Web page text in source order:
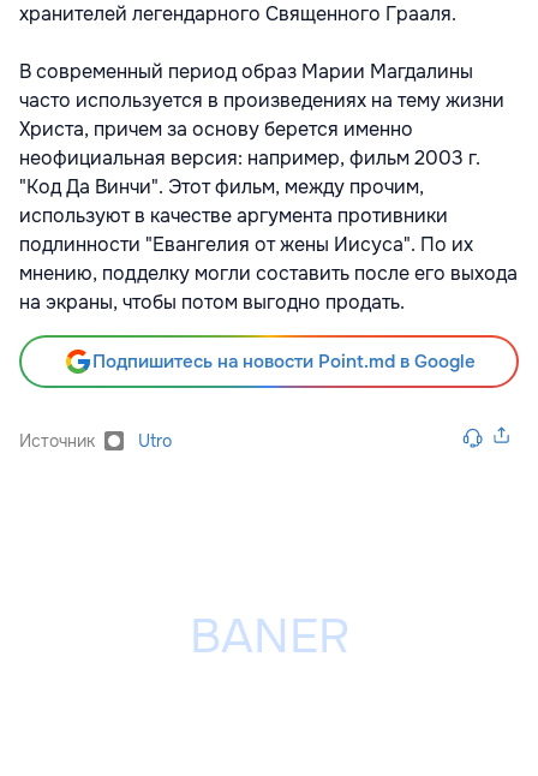
хранителей легендарного Священного Грааля.
В современный период образ Марии Магдалины
часто используется в произведениях на тему жизни
Христа, причем за основу берется именно
неофициальная версия: например, фильм 2003 г.
"Код Да Винчи". Этот фильм, между прочим,
используют в качестве аргумента противники
подлинности "Евангелия от жены Иисуса". По их
мнению, подделку могли составить после его выхода
на экраны, чтобы потом выгодно продать.
Подпишитесь на новости Point.md в Google
Источник Utro